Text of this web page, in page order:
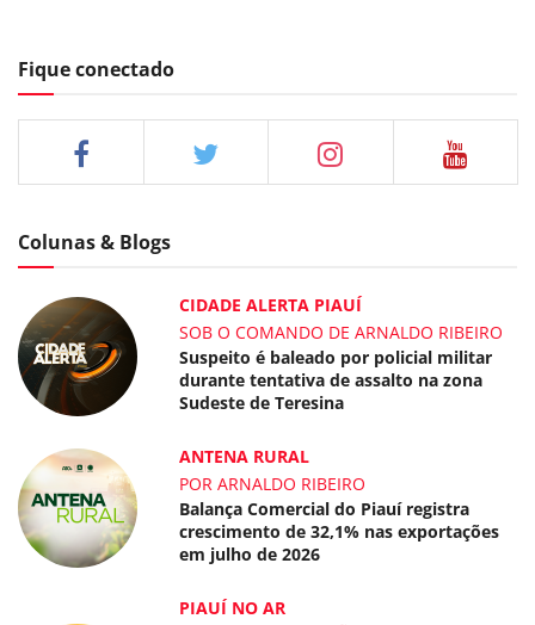
Fique conectado
Colunas & Blogs
CIDADE ALERTA PIAUÍ
SOB O COMANDO DE ARNALDO RIBEIRO
Suspeito é baleado por policial militar
durante tentativa de assalto na zona
Sudeste de Teresina
ANTENA RURAL
POR ARNALDO RIBEIRO
Balança Comercial do Piauí registra
crescimento de 32,1% nas exportações
em julho de 2026
PIAUÍ NO AR